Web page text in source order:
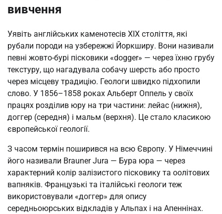
вивчення
Уявіть англійських каменотесів XIX століття, які
рубали породи на узбережжі Йоркширу. Вони називали
певні жовто-бурі пісковики «dogger» — через їхню грубу
текстуру, що нагадувала собачу шерсть або просто
через місцеву традицію. Геологи швидко підхопили
слово. У 1856–1858 роках Альберт Оппель у своїх
працях розділив юру на три частини: лейас (нижня),
доггер (середня) і мальм (верхня). Це стало класикою
європейської геології.
З часом термін поширився на всю Європу. У Німеччині
його називали Brauner Jura — Бура юра — через
характерний колір залізистого пісковику та оолітових
вапняків. Французькі та італійські геологи теж
використовували «доггер» для опису
середньоюрських відкладів у Альпах і на Апеннінах.